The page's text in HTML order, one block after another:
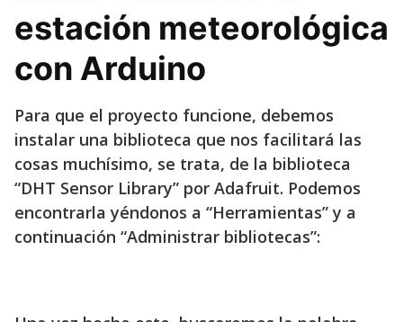
estación meteorológica
con Arduino
Para que el proyecto funcione, debemos
instalar una biblioteca que nos facilitará las
cosas muchísimo, se trata, de la biblioteca
“DHT Sensor Library” por Adafruit. Podemos
encontrarla yéndonos a “Herramientas” y a
continuación “Administrar bibliotecas”: